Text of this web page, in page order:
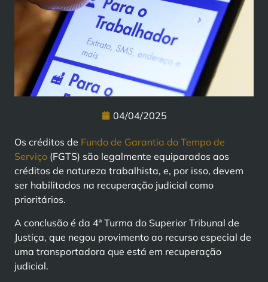
04/04/2025
Os créditos de Fundo de Garantia do Tempo de
Serviço (FGTS) são legalmente equiparados aos
créditos de natureza trabalhista, e, por isso, devem
ser habilitados na recuperação judicial como
prioritários.
A conclusão é da 4ª Turma do Superior Tribunal de
Justiça, que negou provimento ao recurso especial de
uma transportadora que está em recuperação
judicial.